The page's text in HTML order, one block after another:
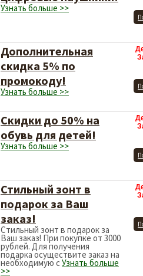
Узнать больше >>
Дополнительная
скидка 5% по
промокоду!
Узнать больше >>
Скидки до 50% на
обувь для детей!
Узнать больше >>
Стильный зонт в
подарок за Ваш
заказ!
Стильный зонт в подарок за
Ваш заказ! При покупке от 3000
рублей. Для получения
подарка осуществите заказ на
необходимую сУзнать больше
>>